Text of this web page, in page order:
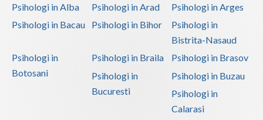
Psihologi in Alba Psihologi in Arad
Psihologi in Arges
Psihologi in Bacau
Psihologi in Bihor
Psihologi in
Bistrita-Nasaud
Psihologi in
Botosani
Psihologi in Braila
Psihologi in Brasov
Psihologi in
Bucuresti
Psihologi in Buzau
Psihologi in
Calarasi